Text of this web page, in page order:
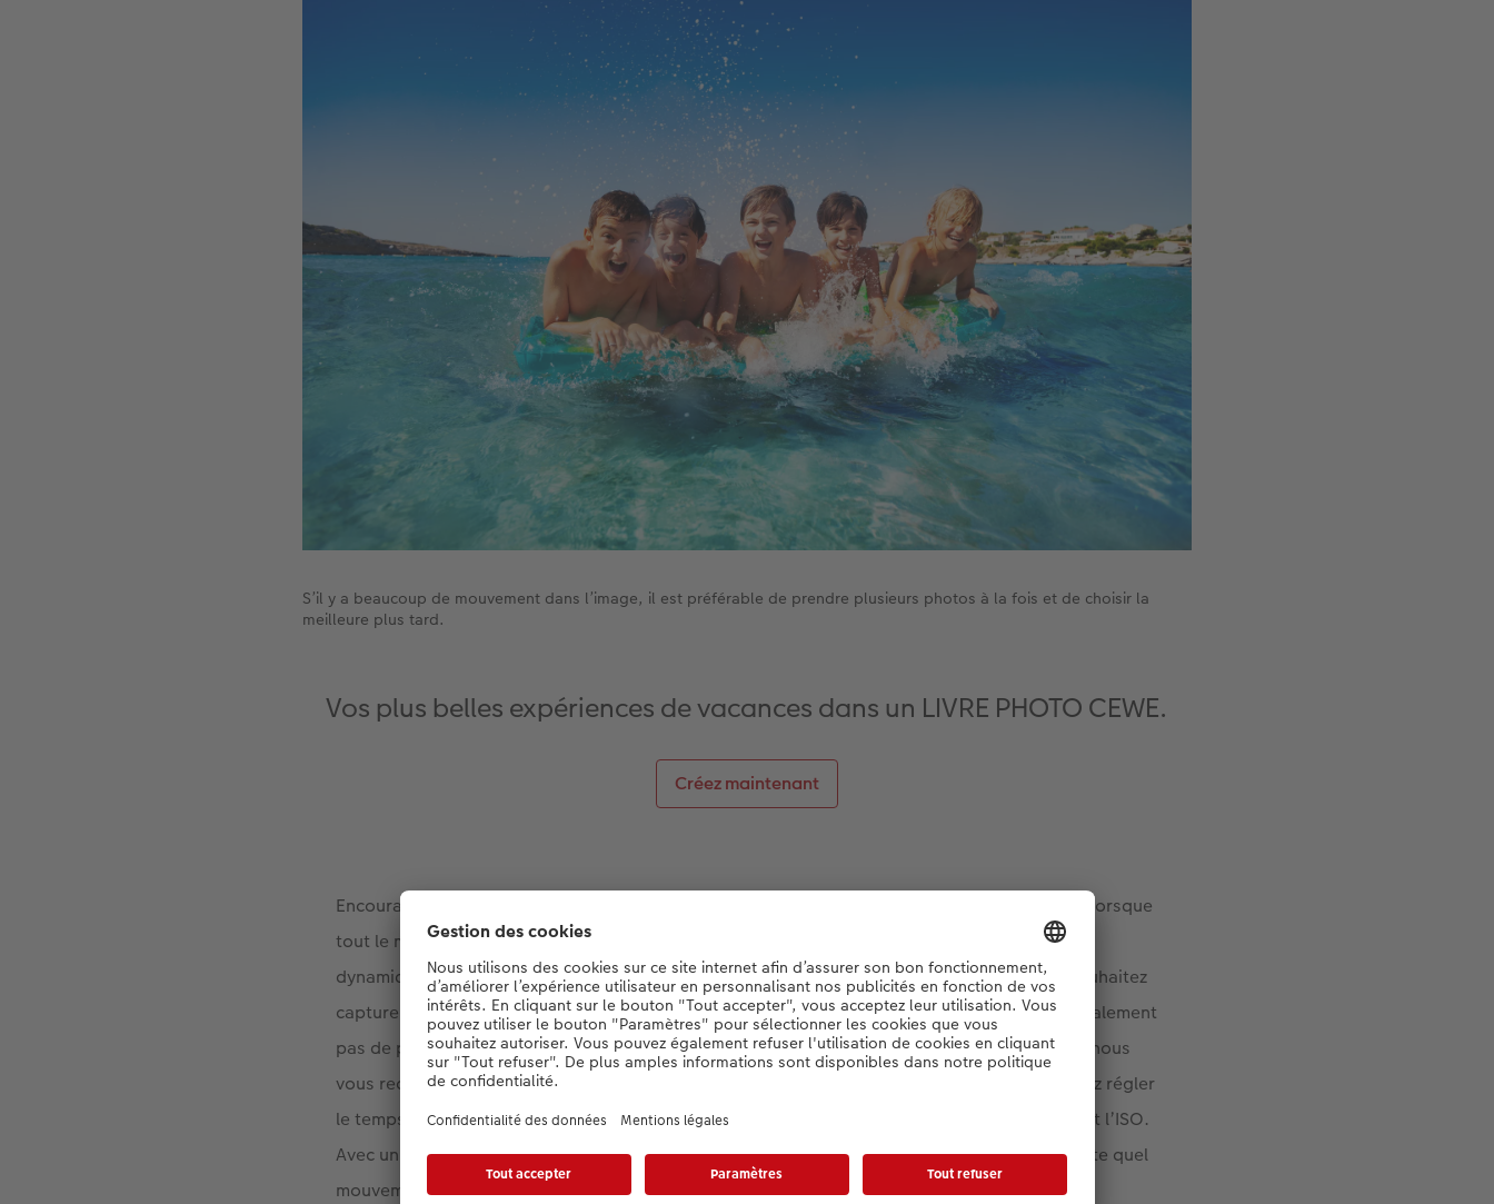
S’il y a beaucoup de mouvement dans l’image, il est préférable de prendre plusieurs photos à la fois et de choisir la
meilleure plus tard.
Vos plus belles expériences de vacances dans un LIVRE PHOTO CEWE.
Créez maintenant
Encouragez votre famille et vos amis à des activités ludiques dans l’eau. Immortalisez la joie lorsque
tout le monde barbote, saute et nage dans les vagues. Vous obtiendrez ainsi des photos
dynamiques et énergiques, pleines de gaieté et de bonheur. Plus le mouvement que vous souhaitez
capturer est rapide, plus le temps d’exposition doit être court. Les smartphones n’ont généralement
pas de problème à ce niveau lors d’une journée ensoleillée. Sur votre grand appareil photo, nous
vous recommandons le mode « S » ou « Tv » (selon le fabricant de l’appareil). Ici, vous pouvez régler
le temps de manière très ciblée et l’appareil photo détermine automatiquement l’ouverture et l’ISO.
Avec un temps d’exposition de 1/500 de seconde, il est possible de figer à peu près n’importe quel
mouvement humain.